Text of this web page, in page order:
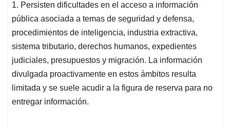
1. Persisten dificultades en el acceso a información
pública asociada a temas de seguridad y defensa,
procedimientos de inteligencia, industria extractiva,
sistema tributario, derechos humanos, expedientes
judiciales, presupuestos y migración. La información
divulgada proactivamente en estos ámbitos resulta
limitada y se suele acudir a la figura de reserva para no
entregar información.